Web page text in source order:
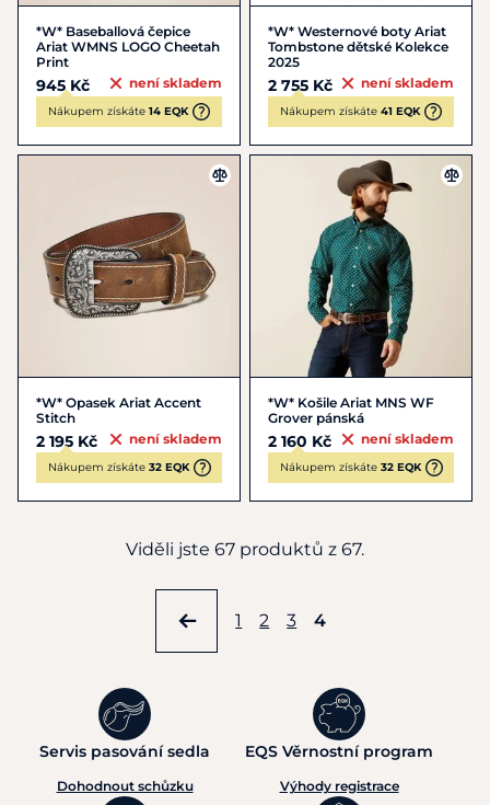
*W* Baseballová čepice
Ariat WMNS LOGO Cheetah
Print
945 Kč není skladem
Nákupem získáte 14 EQK
*W* Westernové boty Ariat
Tombstone dětské Kolekce
2025
2 755 Kč není skladem
Nákupem získáte 41 EQK
*W* Opasek Ariat Accent
Stitch
2 195 Kč není skladem
Nákupem získáte 32 EQK
*W* Košile Ariat MNS WF
Grover pánská
2 160 Kč není skladem
Nákupem získáte 32 EQK
Viděli jste 67 produktů z 67.
1 2 3 4
Servis pasování sedla
Dohodnout schůzku
EQS Věrnostní program
Výhody registrace